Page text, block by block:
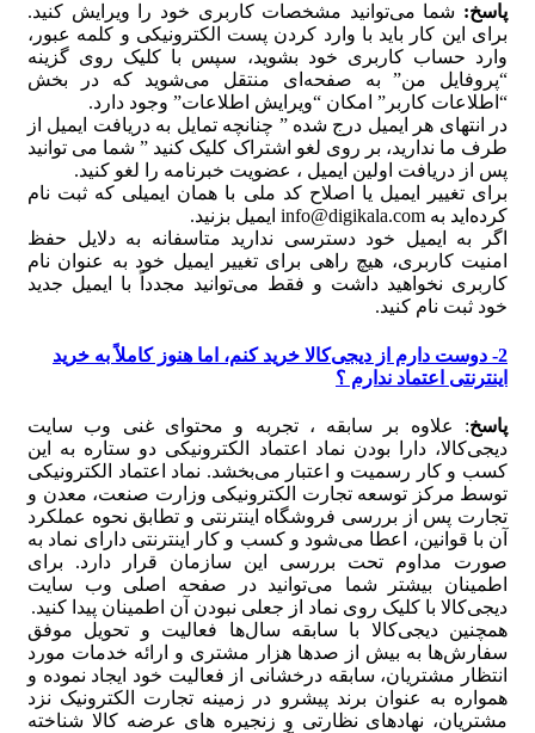
پاسخ: شما می‏‌توانید مشخصات کاربری خود را ویرایش کنید.
برای این کار باید با وارد کردن پست الکترونیکی و کلمه عبور،
وارد حساب کاربری خود بشوید، سپس با کلیک روی گزینه
“پروفایل من” به صفحه‏‌ای منتقل می‏‌شوید که در بخش
“اطلاعات کاربر” امکان “ویرایش اطلاعات” وجود دارد.
در انتهای هر ایمیل درج شده ” چنانچه تمایل به دریافت ایمیل از
طرف ما ندارید، بر روی لغو اشتراک کلیک کنید ” شما می توانید
پس از دریافت اولین ایمیل ، عضویت خبرنامه را لغو کنید.
برای تغییر ایمیل یا اصلاح کد ملی با همان ایمیلی که ثبت نام
کرده‏‌اید به info@digikala.com ایمیل بزنید.
اگر به ایمیل خود دسترسی ندارید متاسفانه به دلایل حفظ
امنیت کاربری، هیچ راهی برای تغییر ایمیل خود به عنوان نام
کاربری نخواهید داشت و فقط می‌توانید مجدداً با ایمیل جدید
خود ثبت نام کنید.
2- دوست دارم از دیجی‌کالا خرید کنم، اما هنوز کاملاً به خرید
اینترنتی اعتماد ندارم ؟
پاسخ: علاوه بر سابقه ، تجربه و محتوای غنی وب سایت
دیجی‌کالا، دارا بودن نماد اعتماد الکترونیکی دو ستاره به این
کسب و کار رسمیت و اعتبار می‏‌بخشد. نماد اعتماد الکترونیکی
توسط مرکز توسعه تجارت الکترونیکی وزارت صنعت، معدن و
تجارت پس از بررسی فروشگاه اینترنتی و تطابق نحوه عملکرد
آن با قوانین، اعطا می‏‌شود و کسب و کار اینترنتی دارای نماد به
صورت مداوم تحت بررسی این سازمان قرار دارد. برای
اطمینان بیشتر شما می‏‌توانید در صفحه اصلی وب سایت
دیجی‌کالا با کلیک روی نماد از جعلی نبودن آن اطمینان پیدا کنید.
همچنین دیجی‌کالا با سابقه سال‌ها فعالیت و تحویل موفق
سفارش‌ها به بیش از صدها هزار مشتری و ارائه خدمات مورد
انتظار مشتریان، سابقه درخشانی از فعالیت خود ایجاد نموده و
همواره به عنوان برند پیشرو در زمینه تجارت الکترونیک نزد
مشتریان، نهادهای نظارتی و زنجیره های عرضه کالا شناخته